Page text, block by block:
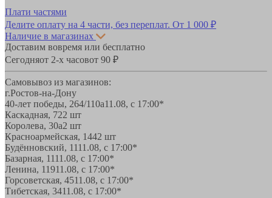
Плати частями
Делите оплату на 4 части, без переплат. От 1 000 ₽
Наличие в магазинах
Доставим вовремя или бесплатно
Сегодняот 2-х часовот 90 ₽
Самовывоз из магазинов:
г.Ростов-на-Дону
40-лет победы, 264/110а11.08, с 17:00*
Каскадная, 722 шт
Королева, 30а2 шт
Красноармейская, 1442 шт
Будённовский, 1111.08, с 17:00*
Базарная, 1111.08, с 17:00*
Ленина, 11911.08, с 17:00*
Горсоветская, 4511.08, с 17:00*
Тибетская, 3411.08, с 17:00*